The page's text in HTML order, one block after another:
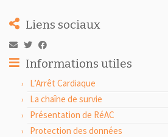
Liens sociaux
Informations utiles
L’Arrêt Cardiaque
La chaîne de survie
Présentation de RéAC
Protection des données